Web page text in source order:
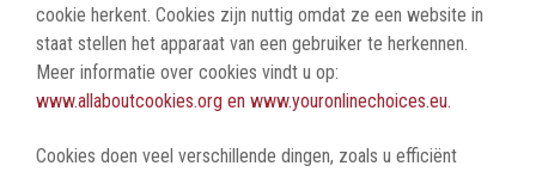
cookie herkent. Cookies zijn nuttig omdat ze een website in
staat stellen het apparaat van een gebruiker te herkennen.
Meer informatie over cookies vindt u op:
www.allaboutcookies.org en www.youronlinechoices.eu.
Cookies doen veel verschillende dingen, zoals u efficiënt